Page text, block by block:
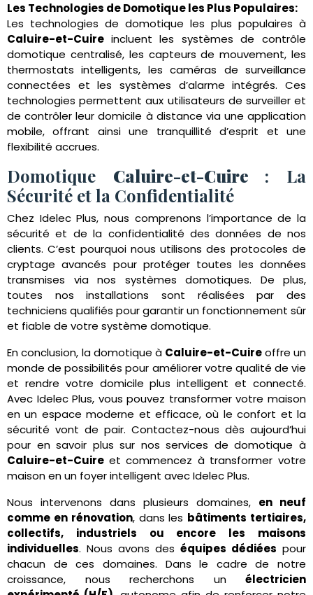
Les Technologies de Domotique les Plus Populaires:
Les technologies de domotique les plus populaires à
Caluire-et-Cuire incluent les systèmes de contrôle
domotique centralisé, les capteurs de mouvement, les
thermostats intelligents, les caméras de surveillance
connectées et les systèmes d’alarme intégrés. Ces
technologies permettent aux utilisateurs de surveiller et
de contrôler leur domicile à distance via une application
mobile, offrant ainsi une tranquillité d’esprit et une
flexibilité accrues.
Domotique Caluire-et-Cuire
: La
Sécurité et la Confidentialité
Chez Idelec Plus, nous comprenons l’importance de la
sécurité et de la confidentialité des données de nos
clients. C’est pourquoi nous utilisons des protocoles de
cryptage avancés pour protéger toutes les données
transmises via nos systèmes domotiques. De plus,
toutes nos installations sont réalisées par des
techniciens qualifiés pour garantir un fonctionnement sûr
et fiable de votre système domotique.
En conclusion, la domotique à Caluire-et-Cuireoffre un
monde de possibilités pour améliorer votre qualité de vie
et rendre votre domicile plus intelligent et connecté.
Avec Idelec Plus, vous pouvez transformer votre maison
en un espace moderne et efficace, où le confort et la
sécurité vont de pair. Contactez-nous dès aujourd’hui
pour en savoir plus sur nos services de domotique à
Caluire-et-Cuire et commencez à transformer votre
maison en un foyer intelligent avec Idelec Plus.
Nous intervenons dans plusieurs domaines, en neuf
comme en rénovation, dans les bâtiments tertiaires,
collectifs, industriels ou encore les maisons
individuelles. Nous avons des équipes dédiées pour
chacun de ces domaines. Dans le cadre de notre
croissance, nous recherchons un électricien